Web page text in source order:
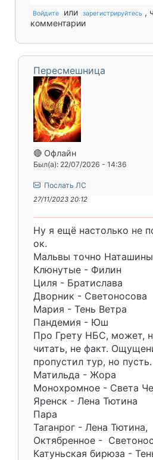
Войдите или зарегистрируйтесь ,
комментарии
Пересмешница
🔴 Офлайн
Был(а): 22/07/2026 - 14:36
Послать ЛС
27/11/2023 20:12
Ну я ещё настолько не
ок.
Мальвы точно Наташины
Клюнутые - Филин
Циля - Братислава
Дворник - Светоносова
Мария - Тень Ветра
Пандемия - Юш
Про Грету НБС, может,
читать, не факт.
пропустил тур, но пусть.
Матильда - Жора
Монохромное - Света
Яренск - Лена Тютина
Пара
Таганрог - Лена Тютина,
Октябренное -
Катуньская бирюза -